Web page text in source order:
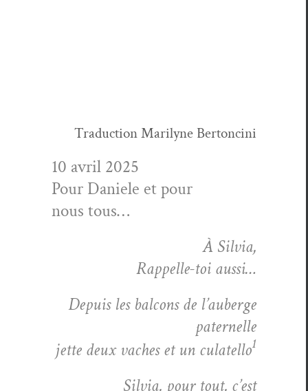
Tra­duc­tion Mar­i­lyne Bertoncini
10 avril 2025
Pour Daniele et pour
nous tous…
À Sil­via,
Rap­pelle-toi aussi…
Depuis les bal­cons de l’auberge
paternelle
jette deux vach­es et un culatel­lo1
Sil­via, pour tout, c’est